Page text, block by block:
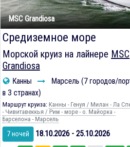
MSC Grandiosa
Средиземное море
Морской круиз на лайнере MSC
Grandiosa
Канны
Марсель (7 городов/
в 3 странах)
Маршрут круиза: Канны - Генуя / Милан - Ла
- Чивитавеккья / Рим - море - о. Майорка -
Барселона - Марсель
7 ночей 18.10.2026 - 25.10.2026